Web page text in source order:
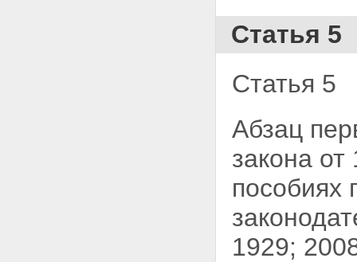
Статья 5
Статья 5
Абзац
закона
1929;